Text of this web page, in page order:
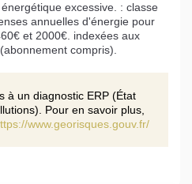
excessive. : classe
annuelles d'énergie pour
et 2000€. indexées aux
compris).
à un diagnostic ERP (État
Pour en savoir plus,
www.georisques.gouv.fr/